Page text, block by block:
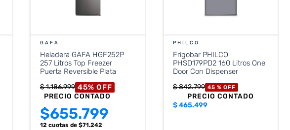
GAFA
Heladera GAFA HGF252P
257 Litros Top Freezer
Puerta Reversible Plata
$1.186.999 45% OFF
PRECIO CONTADO
$655.799
12 cuotas de $71.242
PHILCO
Frigobar PHILCO
PHSD179PD2 160 Litros One
Door Con Dispenser
$842.799 45 % OFF
PRECIO CONTADO
$465.499